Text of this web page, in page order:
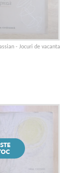
- Jocuri de vacanta